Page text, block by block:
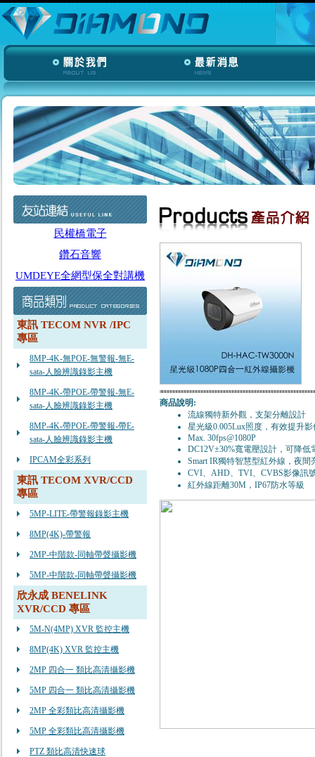
民權橋電子
鑽石音響
UMDEYE全網型保全對講機
東訊 TECOM NVR /IPC
專區
8MP-4K-無POE-無警報-無E-
sata-人臉辨識錄影主機
8MP-4K-帶POE-帶警報-無E-
sata-人臉辨識錄影主機
8MP-4K-帶POE-帶警報-帶E-
sata-人臉辨識錄影主機
IPCAM全彩系列
東訊 TECOM XVR/CCD
專區
5MP-LITE-帶警報錄影主機
8MP(4K)-帶警報
2MP-中階款-同軸帶聲攝影機
5MP-中階款-同軸帶聲攝影機
欣永成 BENELINK
XVR/CCD 專區
5M-N(4MP) XVR 監控主機
8MP(4K) XVR 監控主機
2MP 四合一 類比高清攝影機
5MP 四合一 類比高清攝影機
2MP 全彩類比高清攝影機
5MP 全彩類比高清攝影機
PTZ 類比高清快速球
商品說明:
流線獨特新外觀，支架分離設計
星光級0.005Lux照度，有效提升
Max. 30fps@1080P
DC12V±30%寬電壓設計，可降
Smart IR獨特智慧型紅外線，夜
CVI、AHD、TVI、CVBS影像訊
紅外線距離30M，IP67防水等級